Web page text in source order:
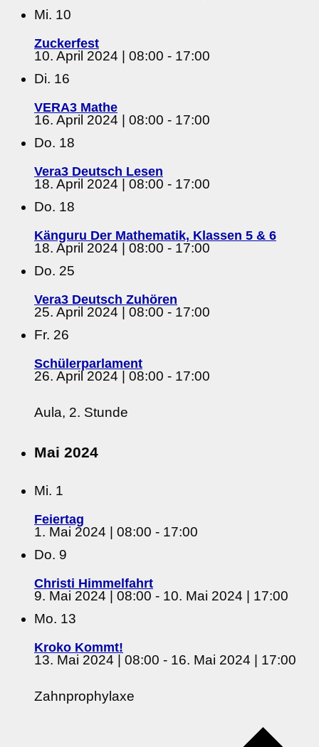
Mi. 10
Zuckerfest
10. April 2024 | 08:00 - 17:00
Di. 16
VERA3 Mathe
16. April 2024 | 08:00 - 17:00
Do. 18
Vera3 Deutsch Lesen
18. April 2024 | 08:00 - 17:00
Do. 18
Känguru Der Mathematik, Klassen 5 & 6
18. April 2024 | 08:00 - 17:00
Do. 25
Vera3 Deutsch Zuhören
25. April 2024 | 08:00 - 17:00
Fr. 26
Schülerparlament
26. April 2024 | 08:00 - 17:00
Aula, 2. Stunde
Mai 2024
Mi. 1
Feiertag
1. Mai 2024 | 08:00 - 17:00
Do. 9
Christi Himmelfahrt
9. Mai 2024 | 08:00 - 10. Mai 2024 | 17:00
Mo. 13
Kroko Kommt!
13. Mai 2024 | 08:00 - 16. Mai 2024 | 17:00
Zahnprophylaxe